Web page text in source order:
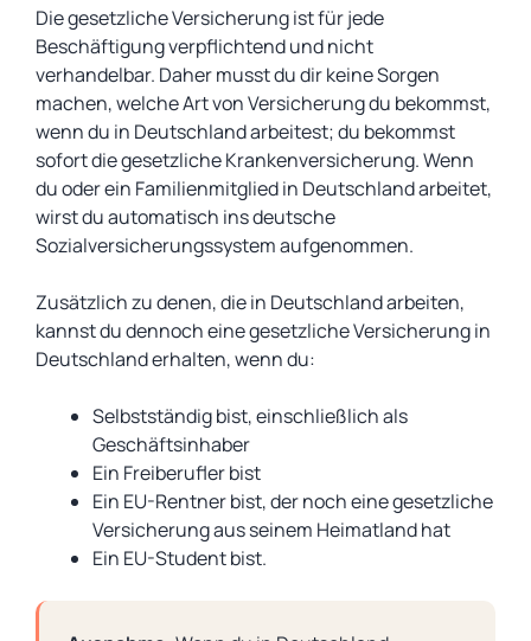
Die gesetzliche Versicherung ist für jede
Beschäftigung verpflichtend und nicht
verhandelbar. Daher musst du dir keine Sorgen
machen, welche Art von Versicherung du bekommst,
wenn du in Deutschland arbeitest; du bekommst
sofort die gesetzliche Krankenversicherung. Wenn
du oder ein Familienmitglied in Deutschland arbeitet,
wirst du automatisch ins deutsche
Sozialversicherungssystem aufgenommen.
Zusätzlich zu denen, die in Deutschland arbeiten,
kannst du dennoch eine gesetzliche Versicherung in
Deutschland erhalten, wenn du:
Selbstständig bist, einschließlich als
Geschäftsinhaber
Ein Freiberufler bist
Ein EU-Rentner bist, der noch eine gesetzliche
Versicherung aus seinem Heimatland hat
Ein EU-Student bist.